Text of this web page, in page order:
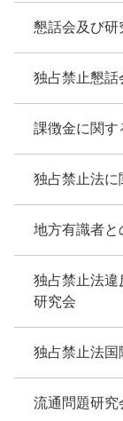
懇話会及び研
独占禁止懇話
課徴金に関す
独占禁止法に
地方有識者と
独占禁止法違
研究会
独占禁止法国
流通問題研究